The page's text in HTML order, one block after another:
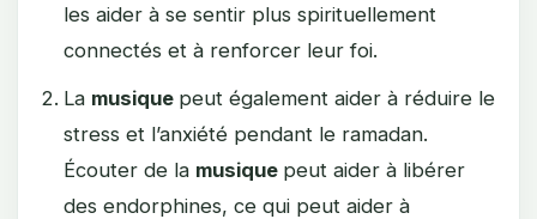
les aider à se sentir plus spirituellement
connectés et à renforcer leur foi.
La musique peut également aider à réduire le
stress et l’anxiété pendant le ramadan.
Écouter de la musique peut aider à libérer
des endorphines, ce qui peut aider à